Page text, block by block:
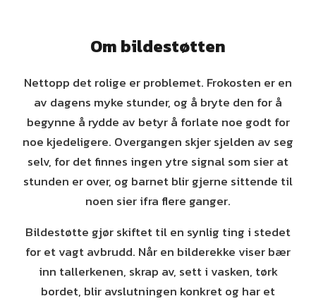
Om bildestøtten
Nettopp det rolige er problemet. Frokosten er en
av dagens myke stunder, og å bryte den for å
begynne å rydde av betyr å forlate noe godt for
noe kjedeligere. Overgangen skjer sjelden av seg
selv, for det finnes ingen ytre signal som sier at
stunden er over, og barnet blir gjerne sittende til
noen sier ifra flere ganger.
Bildestøtte gjør skiftet til en synlig ting i stedet
for et vagt avbrudd. Når en bilderekke viser bær
inn tallerkenen, skrap av, sett i vasken, tørk
bordet, blir avslutningen konkret og har et